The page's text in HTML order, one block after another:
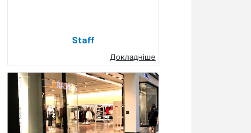
Staff
Докладніше